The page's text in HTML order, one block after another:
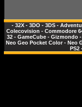
- 32X - 3DO - 3DS -
Colecovision - Commodore
32 - GameCube - Gizmondo -
Neo Geo Pocket Color - Neo
PS2